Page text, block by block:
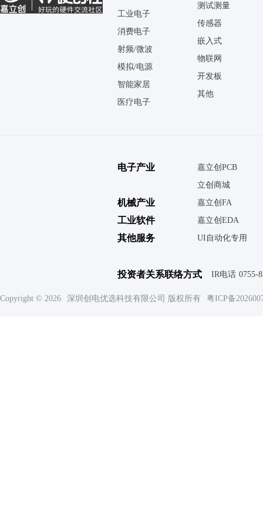
工业电子
消费电子
射频/微波
模拟/电源
智能家居
医疗电子
测试测量
传感器
嵌入式
物联网
开发板
其他
电子产业
嘉立创PCB
立创商城
机械产业 嘉立创FA
工业软件 嘉立创EDA
其他服务 UI自动化专用
投资者关系联络方式 IR电话 0755-
Copyright © 2026 深圳创电优选科技有限公司 版权所有 粤ICP备